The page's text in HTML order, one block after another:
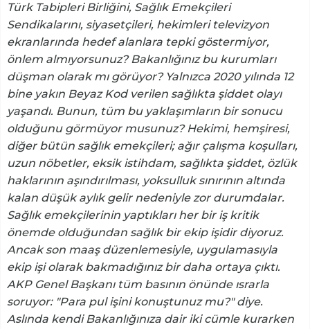
Türk Tabipleri Birliğini, Sağlık Emekçileri
Sendikalarını, siyasetçileri, hekimleri televizyon
ekranlarında hedef alanlara tepki göstermiyor,
önlem almıyorsunuz? Bakanlığınız bu kurumları
düşman olarak mı görüyor? Yalnızca 2020 yılında 12
bine yakın Beyaz Kod verilen sağlıkta şiddet olayı
yaşandı. Bunun, tüm bu yaklaşımların bir sonucu
olduğunu görmüyor musunuz? Hekimi, hemşiresi,
diğer bütün sağlık emekçileri; ağır çalışma koşulları,
uzun nöbetler, eksik istihdam, sağlıkta şiddet, özlük
haklarının aşındırılması, yoksulluk sınırının altında
kalan düşük aylık gelir nedeniyle zor durumdalar.
Sağlık emekçilerinin yaptıkları her bir iş kritik
önemde olduğundan sağlık bir ekip işidir diyoruz.
Ancak son maaş düzenlemesiyle, uygulamasıyla
ekip işi olarak bakmadığınız bir daha ortaya çıktı.
AKP Genel Başkanı tüm basının önünde ısrarla
soruyor: "Para pul işini konuştunuz mu?" diye.
Aslında kendi Bakanlığınıza dair iki cümle kurarken